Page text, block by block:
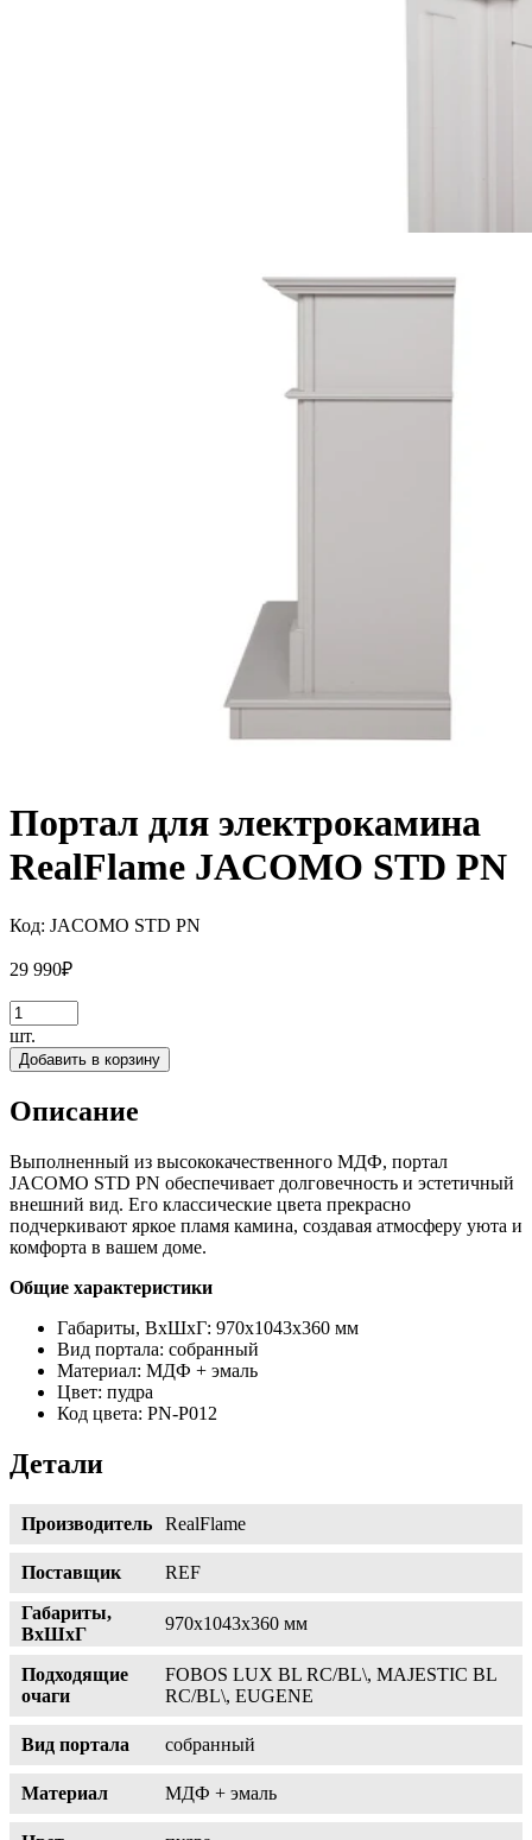
Портал для электрокамина
RealFlame JACOMO STD PN
Код: JACOMO STD PN
29 990₽
шт.
Добавить в корзину
Описание
Выполненный из высококачественного МДФ, портал
JACOMO STD PN обеспечивает долговечность и эстетичный
внешний вид. Его классические цвета прекрасно
подчеркивают яркое пламя камина, создавая атмосферу уюта и
комфорта в вашем доме.
Общие характеристики
Габариты, ВхШхГ: 970x1043x360 мм
Вид портала: собранный
Материал: МДФ + эмаль
Цвет: пудра
Код цвета: PN-P012
Детали
Производитель RealFlame
Поставщик
REF
Габариты,
ВхШхГ
970x1043x360 мм
Подходящие
очаги
FOBOS LUX BL RC/BL\, MAJESTIC BL
RC/BL\, EUGENE
Вид портала собранный
Материал МДФ + эмаль